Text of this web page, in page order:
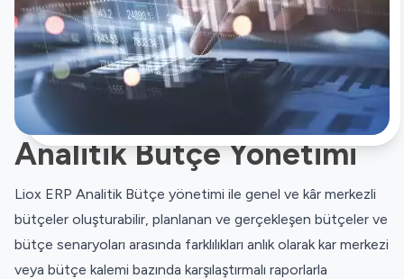
Analitik Bütçe Yönetimi
Liox ERP Analitik Bütçe yönetimi ile genel ve kâr merkezli
bütçeler oluşturabilir, planlanan ve gerçekleşen bütçeler ve
bütçe senaryoları arasında farklılıkları anlık olarak kar merkezi
veya bütçe kalemi bazında karşılaştırmalı raporlarla